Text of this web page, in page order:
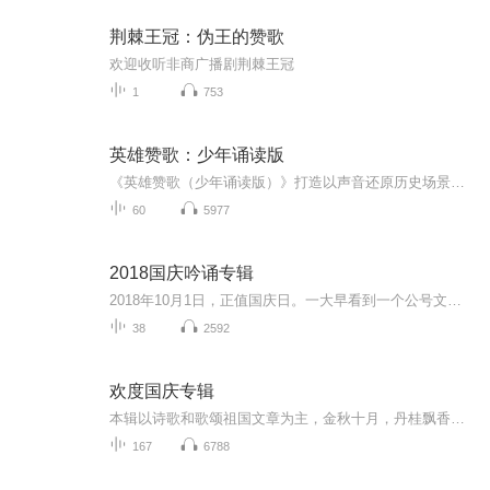
荆棘王冠：伪王的赞歌
欢迎收听非商广播剧荆棘王冠
1 753
英雄赞歌：少年诵读版
60 5977
2018国庆吟诵专辑
38 2592
欢度国庆专辑
167 6788